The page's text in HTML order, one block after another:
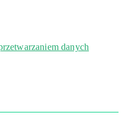
danych